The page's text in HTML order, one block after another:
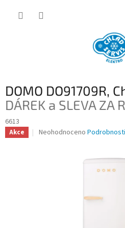
DOMO DO91709R,
DÁREK a SLEVA ZA
6613
Akce
Průměrné
Neohodnoceno